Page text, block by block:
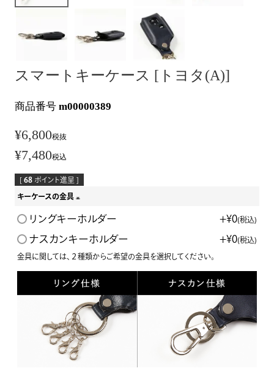
スマートキーケース [トヨタ(A)]
商品番号 m00000389
¥6,800税抜
¥7,480税込
[ 68 ポイント進呈 ]
キーケースの金具
(
)
リングキーホルダー +¥0 税込
ナスカンキーホルダー +¥0 税込
金具に関しては、２種類からご希望の金具を選択してください。